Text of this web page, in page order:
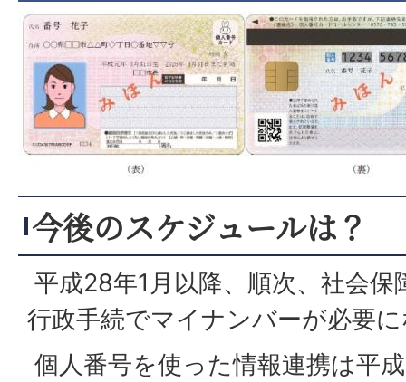
今後のスケジュールは？
平成28年1月以降、順次、社会保
行政手続でマイナンバーが必要
個人番号を使った情報連携は平